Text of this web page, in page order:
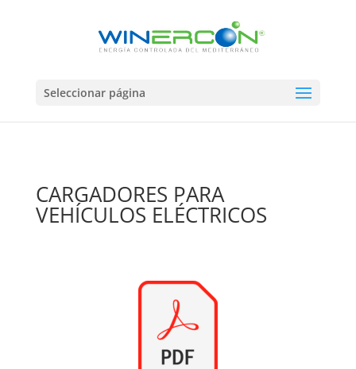
Seleccionar página
CARGADORES PARA
VEHÍCULOS ELÉCTRICOS